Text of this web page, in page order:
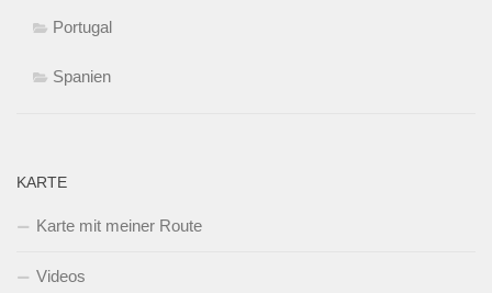
Portugal
Spanien
KARTE
Karte mit meiner Route
Videos